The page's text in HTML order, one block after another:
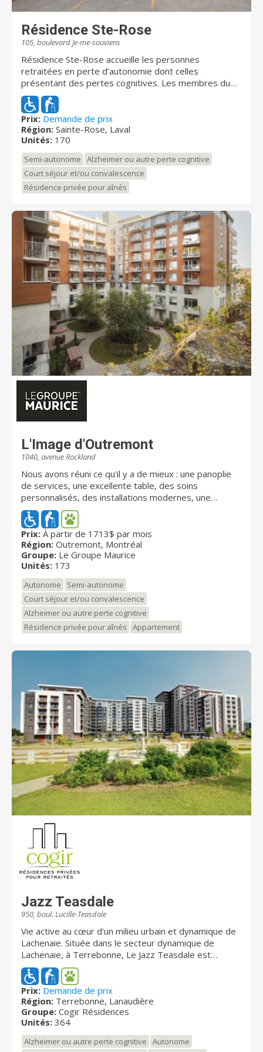
Résidence Ste-Rose
105, boulevard Je-me-souviens
Résidence Ste-Rose accueille les personnes
retraitées en perte d’autonomie dont celles
présentant des pertes cognitives. Les membres du
personnel ont à coeur le bien-être et le confort des
résidents. Ils sont chaleureux et se feront un plaisir de
vous accueillir! Résidence Ste-Rose se situe à Laval, et
ce, près de plusieurs services, tels que des centres
de santé, des magasins, des restaurants et plusieurs
autres.
Prix: Demande de prix
Région: Sainte-Rose, Laval
Unités: 170
Semi-autonome
Alzheimer ou autre perte cognitive
Court séjour et/ou convalescence
Résidence privée pour aînés
L'Image d'Outremont
1040, avenue Rockland
Nous avons réuni ce qu'il y a de mieux : une panoplie
de services, une excellente table, des soins
personnalisés, des installations modernes, une
construction de qualité supérieure; le tout dans un
quartier verdoyant aux attraits inépuisables. Profitez
de tous les plaisirs liés à la retraite, dans un complexe
où sécurité, liberté et bien-être sont des priorités. Le
bonheur est à votre Image, que vous soyez actif ou
Prix: À partir de 1713$ par mois
Région: Outremont, Montréal
Groupe: Le Groupe Maurice
Unités: 173
Autonome
Semi-autonome
Court séjour et/ou convalescence
Alzheimer ou autre perte cognitive
Résidence privée pour aînés
Appartement
Jazz Teasdale
950, boul. Lucille-Teasdale
Vie active au cœur d'un milieu urbain et dynamique de
Lachenaie. Située dans le secteur dynamique de
Lachenaie, à Terrebonne, Le Jazz Teasdale est
l’endroit idéal pour profiter de la vie et rester impliqué
dans la communauté, à proximité de vos proches. De
nombreux services et commerces sont à proximité, y
compris l’Hôpital Pierre-Le Gardeur. Le Jazz Teasdale
est un complexe moderne et haut de gamme,
comprenant 564 appartements répartis sur seize
étages, destinés aux retraités actifs. Nous disposons
également de 32 studios destinés aux retraités semi-
Prix: Demande de prix
Région: Terrebonne, Lanaudière
Groupe: Cogir Résidences
Unités: 364
Alzheimer ou autre perte cognitive
Autonome